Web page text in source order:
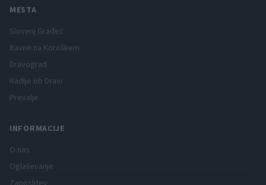
MESTA
Slovenj Gradec
Ravne na Koroškem
Dravograd
Radlje ob Dravi
Prevalje
INFORMACIJE
O nas
Oglaševanje